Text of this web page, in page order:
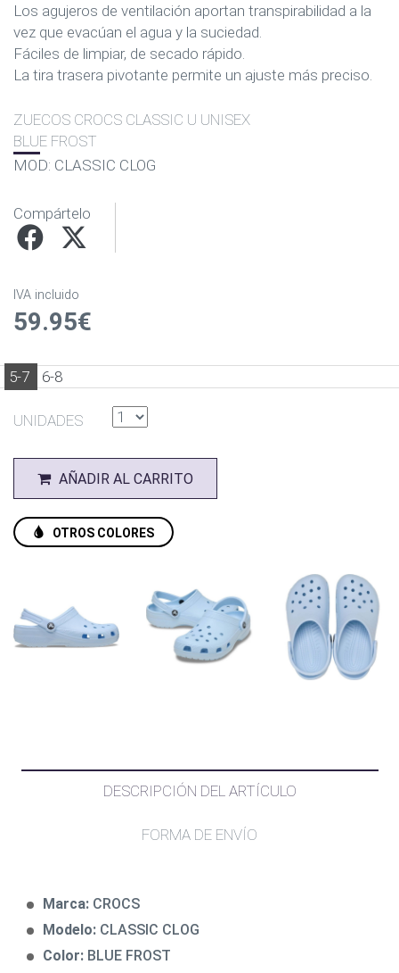
Los agujeros de ventilación aportan transpirabilidad a la
vez que evacúan el agua y la suciedad.
Fáciles de limpiar, de secado rápido.
La tira trasera pivotante permite un ajuste más preciso.
ZUECOS CROCS CLASSIC U UNISEX
BLUE FROST
MOD: CLASSIC CLOG
Compártelo
IVA incluido
59.95€
5-7 6-8
UNIDADES
AÑADIR AL CARRITO
OTROS COLORES
DESCRIPCIÓN DEL ARTÍCULO
FORMA DE ENVÍO
Marca: CROCS
Modelo: CLASSIC CLOG
Color: BLUE FROST